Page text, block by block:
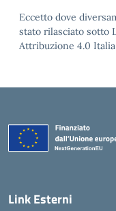
Eccetto dove
stato rilasciato sotto
Attribuzione 4.0
Link Esterni